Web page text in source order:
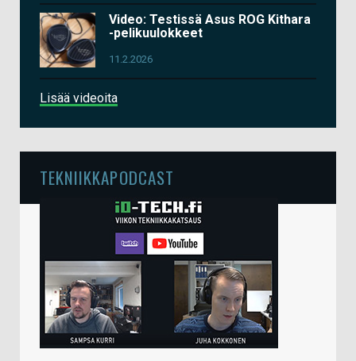
Video: Testissä Asus ROG Kithara
-pelikuulokkeet
11.2.2026
Lisää videoita
TEKNIIKKAPODCAST